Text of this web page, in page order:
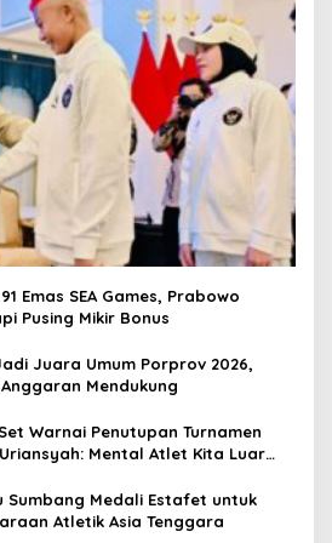
Emas SEA Games, Prabowo
Pusing Mikir Bonus
Juara Umum Porprov 2026,
Mendukung
Warnai Penutupan Turnamen
Mental Atlet Kita Luar
Sumbang Medali Estafet untuk
Atletik Asia Tenggara